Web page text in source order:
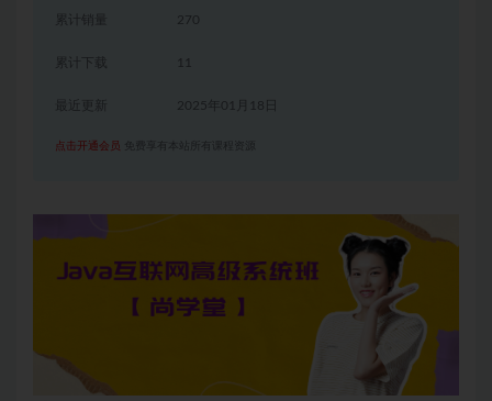
累计销量 270
累计下载 11
2025年01月18日
点击开通会员 免费享有本站所有课程资源